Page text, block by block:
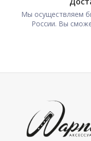
Мы осуществляем
России. Вы